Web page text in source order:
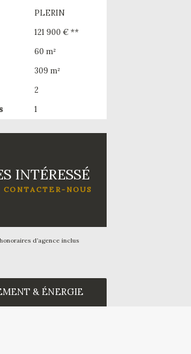
PLERIN
121 900 € **
60 m²
309 m²
2
1
INTÉRESSÉ
CONTACTER-NOUS
d’agence inclus
& ÉNERGIE